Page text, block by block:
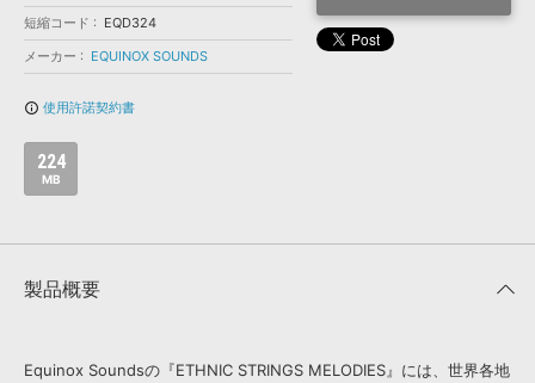
BGM »
SLS
短縮コード
EQD324
メーカー
EQUINOX SOUNDS
info_outline 使用許諾契約書
224
MB
製品概要
Equinox Soundsの『ETHNIC STRINGS MELODIES』には、世界各地